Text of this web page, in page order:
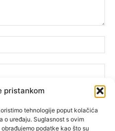
pristankom
tehnologije poput kolačića
o uređaju. Suglasnost s ovim
podatke kao što su
i web-lokaciju u ovom